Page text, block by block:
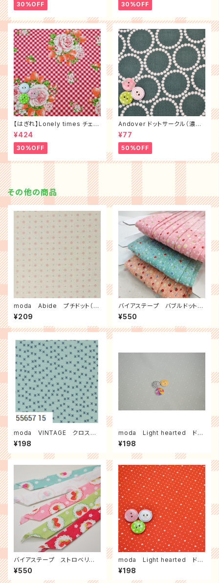
30%OFF 30%OFF
【はぎれ】Lonely times チェッ
クローズ（布幅×50㎝）
¥424
30%OFF
Andover ドットサークル（濃グ
リーン）
¥77
50%OFF
その他の商品
moda Abide プチドット（ベ
ビーピンク）
¥209
バイアステープ バブルドット
３ｍパック
¥550
moda VINTAGE クロスマ
ーク（ブルーグレー）
¥198
moda Light hearted ドッ
トハート（ミント）
¥198
バイアステープ ストロベリー
レース ３ｍパック
¥550
moda Light hearted ドッ
トハート（レッド）
¥198